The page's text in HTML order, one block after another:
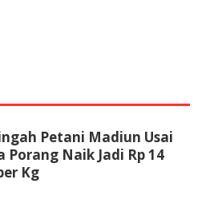
Petani Madiun Usai
Porang Naik Jadi Rp 14
Kg